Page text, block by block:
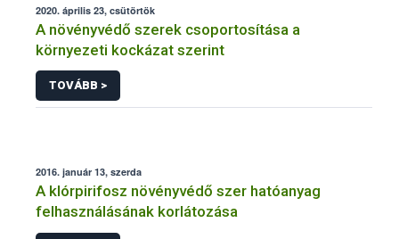
2020. április 23, csütörtök
A növényvédő szerek csoportosítása a
környezeti kockázat szerint
TOVÁBB >
2016. január 13, szerda
A klórpirifosz növényvédő szer hatóanyag
felhasználásának korlátozása